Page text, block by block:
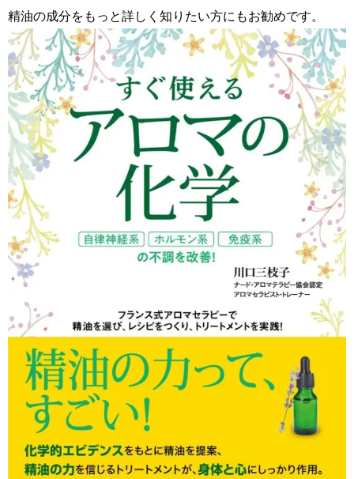
精油の成分をもっと詳しく知りたい方にもお勧めです。